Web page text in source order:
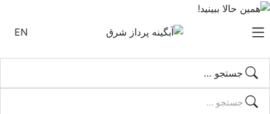
EN
جستجو …